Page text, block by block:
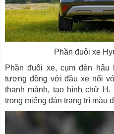
Phần đuôi xe
Phần đuôi xe, cụm đèn
tương đồng với đầu xe nối
thanh mảnh, tạo hình chữ
trong miếng dán trang trí màu